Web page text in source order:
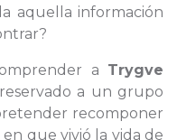
aquella información
a Trygve
a un grupo
recomponer
que vivió la vida de